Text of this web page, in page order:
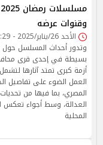
وقنوات عرضه
الأحد 26/يناير/2025 - 05:29 م
وتدور أحداث المسلسل
بسيطة في إحدى قرى
أزمة كبرى تمتد آثارها
العمل الضوء على تفاصيل
المصري، بما فيها من
العدالة، وسط أجواء تعكس
المحلية